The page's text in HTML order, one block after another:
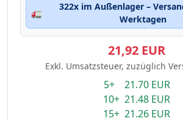
🚛
322x im Außenlager –
Werktagen
21,92 EUR
Exkl. Umsatzsteuer, zuzüglich
5+ 21.70 EUR
10+ 21.48 EUR
15+ 21.26 EUR